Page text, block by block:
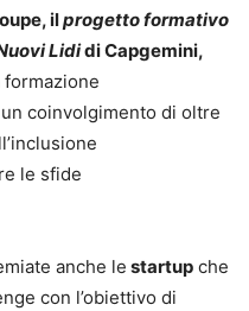
ilprogetto formativo
Lididi Capgemini,
coinvolgimento di oltre
le sfide
anche le startup che
con l’obiettivo di